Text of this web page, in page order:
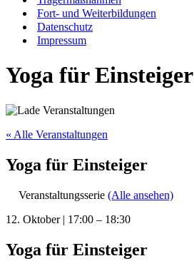
Fort- und Weiterbildungen
Datenschutz
Impressum
Yoga für Einsteiger
« Alle Veranstaltungen
Yoga für Einsteiger
Veranstaltungsserie (Alle ansehen)
12. Oktober | 17:00 – 18:30
Yoga für Einsteiger